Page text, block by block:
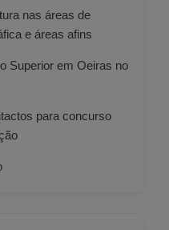
nas áreas de
e áreas afins
Superior em Oeiras no
para concurso